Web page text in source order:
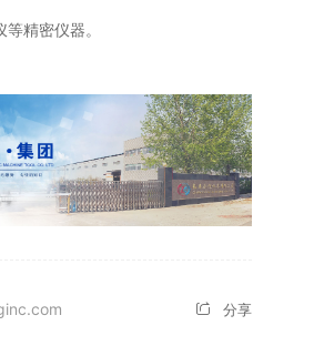
精密仪器。
分享